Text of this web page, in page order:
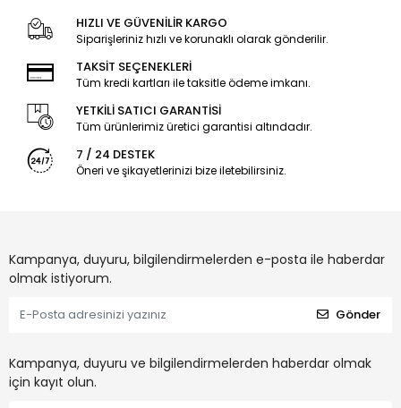
HIZLI VE GÜVENİLİR KARGO
Siparişleriniz hızlı ve korunaklı olarak gönderilir.
TAKSİT SEÇENEKLERİ
Tüm kredi kartları ile taksitle ödeme imkanı.
YETKİLİ SATICI GARANTİSİ
Tüm ürünlerimiz üretici garantisi altındadır.
7 / 24 DESTEK
Öneri ve şikayetlerinizi bize iletebilirsiniz.
Kampanya, duyuru, bilgilendirmelerden e-posta ile haberdar
olmak istiyorum.
Gönder
Kampanya, duyuru ve bilgilendirmelerden haberdar olmak
için kayıt olun.